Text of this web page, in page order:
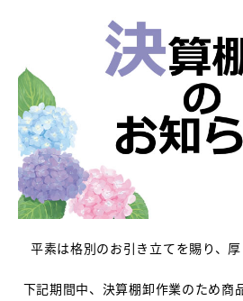
平素は格別のお引き立てを賜り、厚
下記期間中、決算棚卸作業のため商